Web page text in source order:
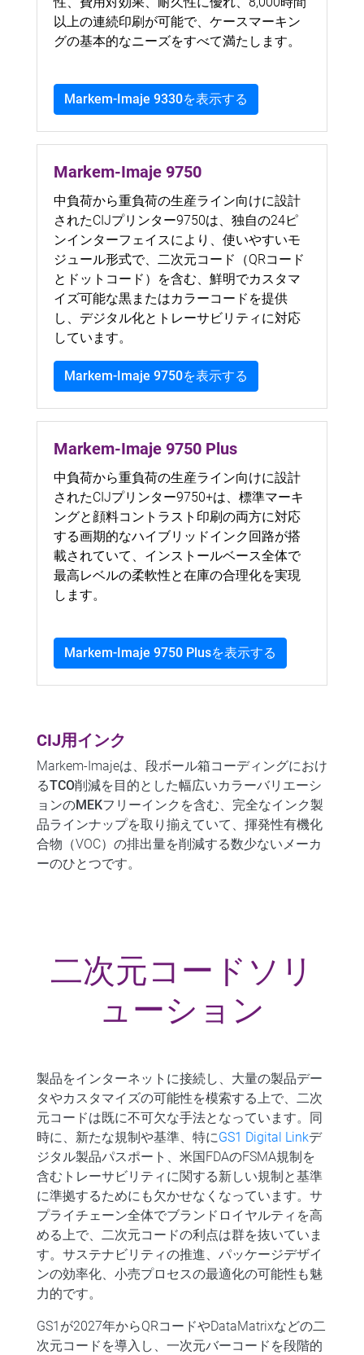
以上の連続印刷が可能で、ケースマーキン
グの基本的なニーズをすべて満たします。
Markem-Imaje 9330を表示する
Markem-Imaje 9750
中負荷から重負荷の生産ライン向けに設計
されたCIJプリンター9750は、独自の24ピ
ンインターフェイスにより、使いやすいモ
ジュール形式で、二次元コード（QRコード
とドットコード）を含む、鮮明でカスタマ
イズ可能な黒またはカラーコードを提供
し、デジタル化とトレーサビリティに対応
しています。
Markem-Imaje 9750を表示する
Markem-Imaje 9750 Plus
中負荷から重負荷の生産ライン向けに設計
されたCIJプリンター9750+は、標準マーキ
ングと顔料コントラスト印刷の両方に対応
する画期的なハイブリッドインク回路が搭
載されていて、インストールベース全体で
最高レベルの柔軟性と在庫の合理化を実現
します。
Markem-Imaje 9750 Plusを表示する
CIJ用インク
Markem-Imajeは、段ボール箱コーディングにおけ
るTCO削減を目的とした幅広いカラーバリエーシ
ョンのMEKフリーインク を含む、完全なインク製
品ラインナップを取り揃えていて、揮発性有機化
合物（VOC）の排出量を削減する数少ないメーカ
ーのひとつです。
二次元コードソリ
ューション
製品をインターネットに接続し、大量の製品デー
タやカスタマイズの可能性を模索する上で、二次
元コードは既に不可欠な手法となっています。同
時に、新たな規制や基準、特にGS1 Digital Linkデ
ジタル製品パスポート、米国FDAのFSMA規制を
含むトレーサビリティに関する新しい規制と基準
に準拠するためにも欠かせなくなっています。サ
プライチェーン全体でブランドロイヤルティを高
める上で、二次元コードの利点は群を抜いていま
す。サステナビリティの推進、パッケージデザイ
ンの効率化、小売プロセスの最適化の可能性も魅
力的です。
GS1が2027年からQRコードやDataMatrixなどの二
次元コードを導入し、一次元バーコードを段階的